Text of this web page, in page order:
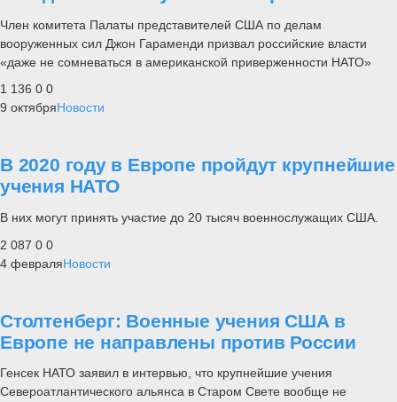
Член комитета Палаты представителей США по делам
вооруженных сил Джон Гараменди призвал российские власти
«даже не сомневаться в американской приверженности НАТО»
1 136 0 0
9 октябряНовости
В 2020 году в Европе пройдут крупнейшие
учения НАТО
В них могут принять участие до 20 тысяч военнослужащих США.
2 087 0 0
4 февраляНовости
Столтенберг: Военные учения США в
Европе не направлены против России
Генсек НАТО заявил в интервью, что крупнейшие учения
Североатлантического альянса в Старом Свете вообще не